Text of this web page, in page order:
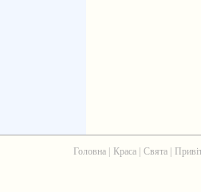
Головна| Краса| Свята|